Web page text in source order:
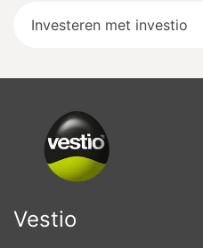
Investeren met investio
Vestio